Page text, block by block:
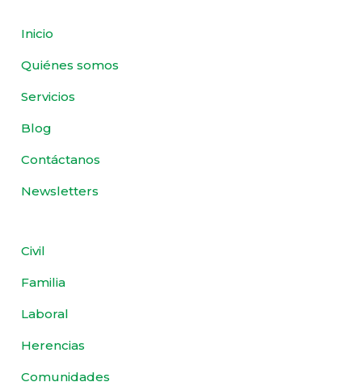
Inicio
Quiénes somos
Servicios
Blog
Contáctanos
Newsletters
Civil
Familia
Laboral
Herencias
Comunidades